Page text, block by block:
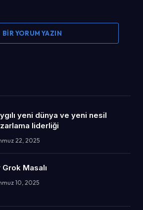
BIR YORUM YAZIN
yeni dünya ve yeni nesil
liderliği
22, 2025
Grok Masalı
10, 2025